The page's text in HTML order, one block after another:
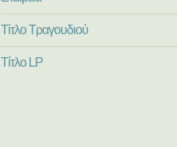
Τίτλο Τραγουδιού
Τίτλο LP